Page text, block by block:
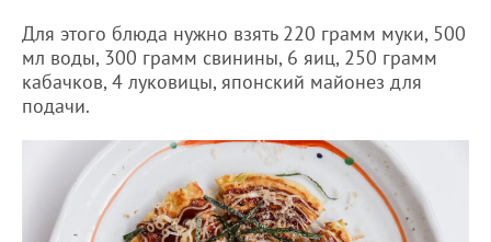
Для этого блюда нужно взять 220 грамм муки, 500
мл воды, 300 грамм свинины, 6 яиц, 250 грамм
кабачков, 4 луковицы, японский майонез для
подачи.